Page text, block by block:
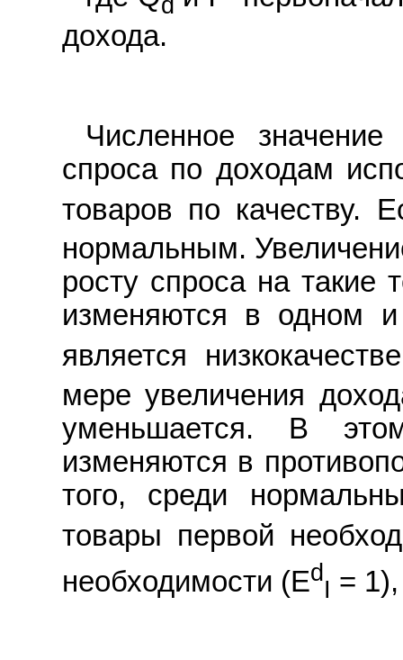
дохода.
Численное значение
спроса по доходам
товаров по качеству.
нормальным.
росту спроса на такие
изменяются в одном
является
мере увеличения
уменьшается. В
изменяются в
того, среди
товары первой
необходимости (Ed
I =